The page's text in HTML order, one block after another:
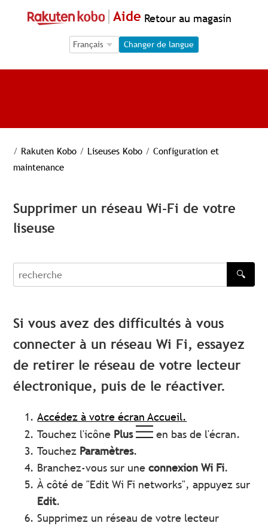
Aide Retour au magasin
Language Selection
Language Selection
Changer de langue
/ Rakuten Kobo / Liseuses Kobo / Configuration et
maintenance
Supprimer un réseau Wi-Fi de votre
liseuse
recherche
🔍
Si vous avez des difficultés à vous
connecter à un réseau Wi Fi, essayez
de retirer le réseau de votre lecteur
électronique, puis de le réactiver.
Accédez à votre écran Accueil.
Touchez l'icône Plus
en bas de l'écran.
Touchez Paramètres.
Branchez-vous sur uneconnexion Wi Fi.
À côté de "Edit Wi Fi networks", appuyez sur
Edit.
Supprimez un réseau de votre lecteur